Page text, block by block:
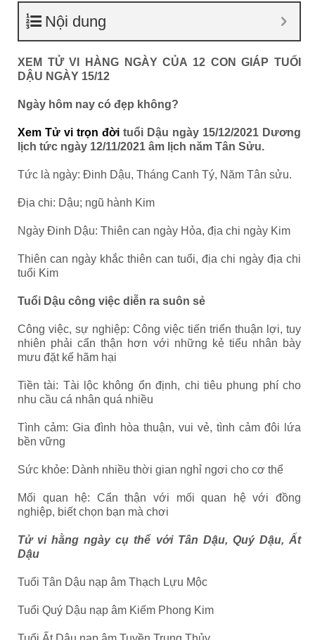
Nội dung
XEM TỬ VI HÀNG NGÀY CỦA 12 CON GIÁP TUỔI
DẬU NGÀY 15/12
Ngày hôm nay có đẹp không?
Xem Tử vi trọn đời tuổi Dậu ngày 15/12/2021 Dương
lịch tức ngày 12/11/2021 âm lịch năm Tân Sửu.
Tức là ngày: Đinh Dậu, Tháng Canh Tý, Năm Tân sửu.
Địa chi: Dậu; ngũ hành Kim
Ngày Đinh Dậu: Thiên can ngày Hỏa, địa chi ngày Kim
Thiên can ngày khắc thiên can tuổi, địa chi ngày địa chi
tuổi Kim
Tuổi Dậu công việc diễn ra suôn sẻ
Công việc, sự nghiệp: Công việc tiến triển thuận lợi, tuy
nhiên phải cẩn thận hơn với những kẻ tiểu nhân bày
mưu đặt kế hãm hại
Tiền tài: Tài lộc không ổn định, chi tiêu phung phí cho
nhu cầu cá nhân quá nhiều
Tình cảm: Gia đình hòa thuận, vui vẻ, tình cảm đôi lứa
bền vững
Sức khỏe: Dành nhiều thời gian nghỉ ngơi cho cơ thể
Mối quan hệ: Cẩn thận với mối quan hệ với đồng
nghiệp, biết chọn bạn mà chơi
Tử vi hằng ngày cụ thể với Tân Dậu, Quý Dậu, Ất
Dậu
Tuổi Tân Dậu nạp âm Thạch Lựu Mộc
Tuổi Quý Dậu nạp âm Kiếm Phong Kim